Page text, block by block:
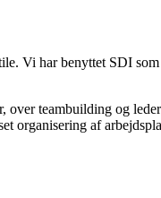
Vi har benyttet SDI
teambuilding og
organisering af